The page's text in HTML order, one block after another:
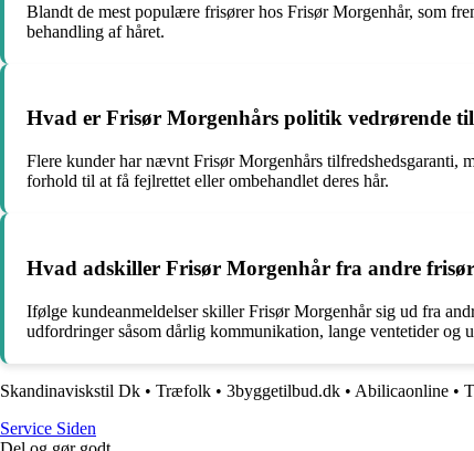
Blandt de mest populære frisører hos Frisør Morgenhår, som
behandling af håret.
Hvad er Frisør Morgenhårs politik vedrørende
Flere kunder har nævnt Frisør Morgenhårs tilfredshedsgaranti,
forhold til at få fejlrettet eller ombehandlet deres hår.
Hvad adskiller Frisør Morgenhår fra andre
Ifølge kundeanmeldelser skiller Frisør Morgenhår sig ud fra
udfordringer såsom dårlig kommunikation, lange ventetider og
Skandinaviskstil Dk • Træfolk • 3byggetilbud.dk • Abilicaonline •
Service Siden